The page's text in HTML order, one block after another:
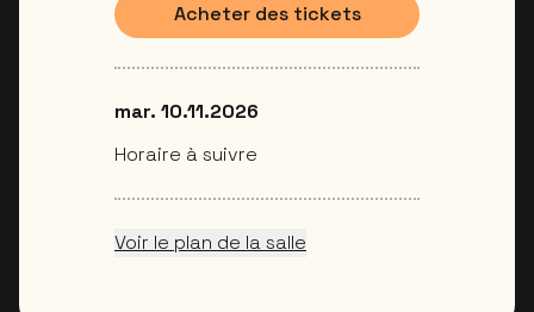
Acheter des tickets
mar. 10.11.2026
Horaire à suivre
Voir le plan de la salle